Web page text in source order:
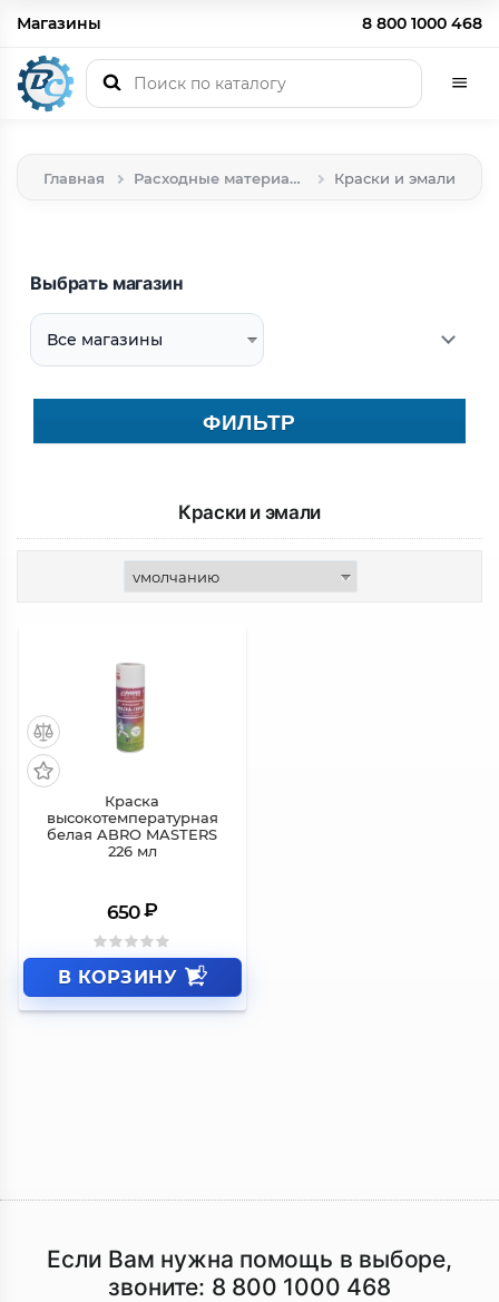
Магазины 8 800 1000 468
Главная Расходные материалы Краски и эмали
Выбрать магазин
ФИЛЬТР
Краски и эмали
Краска
высокотемпературная
белая ABRO MASTERS
226 мл
650 ₽
В КОРЗИНУ
Если Вам нужна помощь в выборе,
звоните: 8 800 1000 468